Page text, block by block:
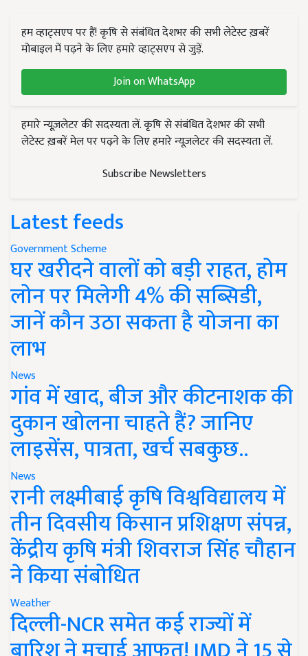
हम व्हाट्सएप पर हैं! कृषि से संबंधित देशभर की सभी लेटेस्ट ख़बरें
मोबाइल में पढ़ने के लिए हमारे व्हाट्सएप से जुड़ें.
Join on WhatsApp
हमारे न्यूज़लेटर की सदस्यता लें. कृषि से संबंधित देशभर की सभी
लेटेस्ट ख़बरें मेल पर पढ़ने के लिए हमारे न्यूज़लेटर की सदस्यता लें.
Subscribe Newsletters
Latest feeds
Government Scheme
घर खरीदने वालों को बड़ी राहत, होम
लोन पर मिलेगी 4% की सब्सिडी,
जानें कौन उठा सकता है योजना का
लाभ
News
गांव में खाद, बीज और कीटनाशक की
दुकान खोलना चाहते हैं? जानिए
लाइसेंस, पात्रता, खर्च सबकुछ..
News
रानी लक्ष्मीबाई कृषि विश्वविद्यालय में
तीन दिवसीय किसान प्रशिक्षण संपन्न,
केंद्रीय कृषि मंत्री शिवराज सिंह चौहान
ने किया संबोधित
Weather
दिल्ली-NCR समेत कई राज्यों में